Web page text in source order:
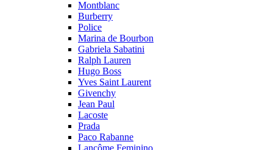
Montblanc
Burberry
Police
Marina de Bourbon
Gabriela Sabatini
Ralph Lauren
Hugo Boss
Yves Saint Laurent
Givenchy
Jean Paul
Lacoste
Prada
Paco Rabanne
Lancôme Feminino